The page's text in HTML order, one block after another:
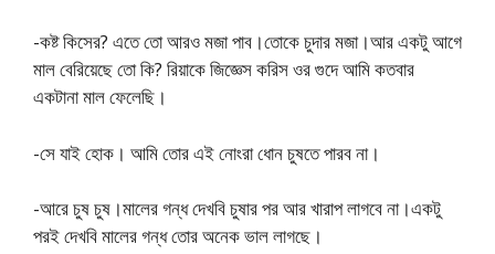
-কষ্ট কিসের? এতে তো আরও মজা পাব।তোকে চুদার মজা।আর একটু আগে
মাল বেরিয়েছে তো কি? রিয়াকে জিজ্ঞেস করিস ওর গুদে আমি কতবার
একটানা মাল ফেলেছি।
-সে যাই হোক। আমি তোর এই নোংরা ধোন চুষতে পারব না।
-আরে চুষ চুষ।মালের গন্ধ দেখবি চুষার পর আর খারাপ লাগবে না।একটু
পরই দেখবি মালের গন্ধ তোর অনেক ভাল লাগছে।